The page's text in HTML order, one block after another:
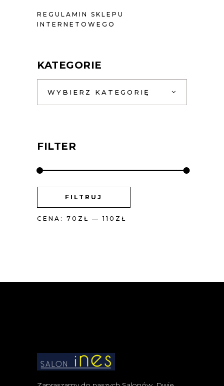
REGULAMIN SKLEPU
INTERNETOWEGO
KATEGORIE
WYBIERZ KATEGORIĘ
FILTER
FILTRUJ
CENA: 70ZŁ — 110ZŁ